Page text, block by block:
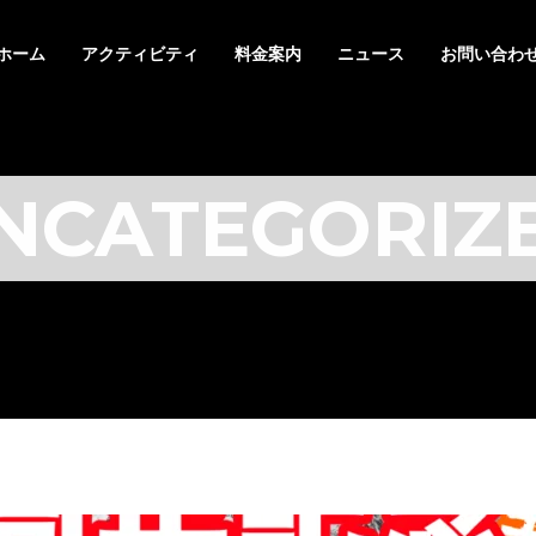
ーム アクティビティ 料金案内 ニュース お問い合わ